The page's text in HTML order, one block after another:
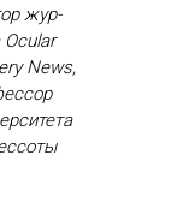
жур­
Ocular
News,